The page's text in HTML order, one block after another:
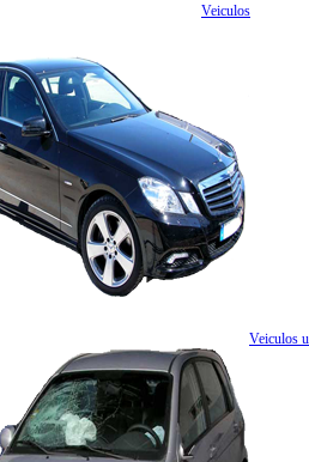
Veiculos
Veiculos